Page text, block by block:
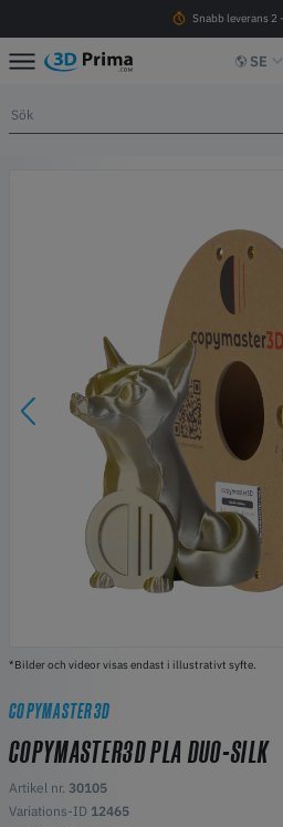
Snabb leverans 2
SE
*Bilder och videor visas endast i illustrativt syfte.
COPYMASTER3D
COPYMASTER3D PLA DUO-SILK
Artikel nr. 30105
Variations-ID 12465